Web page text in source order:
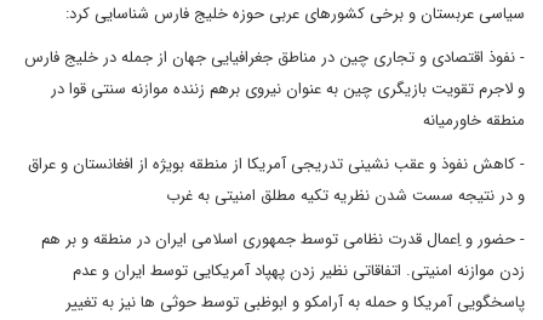
سیاسی عربستان و برخی کشورهای عربی حوزه خلیج فارس شناسایی کرد:
- نفوذ اقتصادی و تجاری چین در مناطق جغرافیایی جهان از جمله در خلیج فارس
و لاجرم تقویت بازیگری چین به عنوان نیروی برهم زننده موازنه سنتی قوا در
منطقه خاورمیانه
- کاهش نفوذ و عقب نشینی تدریجی آمریکا از منطقه بویژه از افغانستان و عراق
و در نتیجه سست شدن نظریه تکیه مطلق امنیتی به غرب
- حضور و اِعمال قدرت نظامی توسط جمهوری اسلامی ایران در منطقه و بر هم
زدن موازنه امنیتی. اتفاقاتی نظیر زدن پهپاد آمریکایی توسط ایران و عدم
پاسخگویی آمریکا و حمله به آرامکو و ابوظبی توسط حوثی ها نیز به تغییر